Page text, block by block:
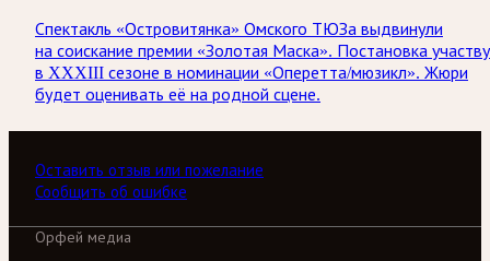
Спектакль «Островитянка» Омского ТЮЗа выдвинули
на соискание премии «Золотая Маска». Постановка
в XXXIII сезоне в номинации «Оперетта/мюзикл». Жюри
будет оценивать её на родной сцене.
Оставить отзыв или пожелание
Сообщить об ошибке
Орфей медиа